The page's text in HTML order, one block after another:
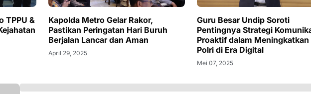
TPPU &
Kapolda Metro Gelar Rakor,
Pastikan Peringatan Hari Buruh
Berjalan Lancar dan Aman
April 29, 2025
Guru Besar Undip Soroti
Pentingnya Strategi
Proaktif dalam Meningkatkan
Polri di Era Digital
Mei 07, 2025